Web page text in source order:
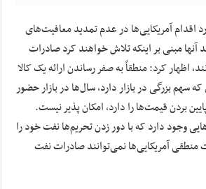
اقدام آمریکایی‌ها در عدم تمدید معافیت‌های
آنها مبنی بر اینکه تلاش خواهند کرد صادرات
اظهار کرد: منطقاً به صفر رساندن ارائه یک کالا
سهم بزرگی در بازار دارد، سال‌ها در بازار حضور
بردن قیمت‌ها را دارد، امکان پذیر نیست.
وجود دارد که با دور زدن تحریم‌ها نفت خود را
منطقی آمریکایی‌ها نمی‌توانند صادرات نفت